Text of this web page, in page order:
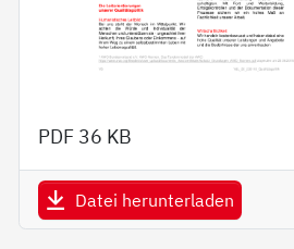
PDF 36 KB
Datei herunterladen